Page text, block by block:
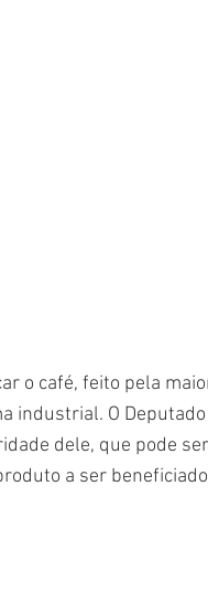
o café, feito pela
industrial. O
dele, que pode
a ser